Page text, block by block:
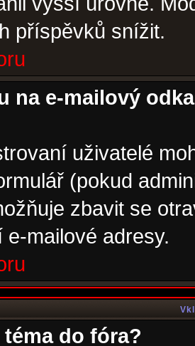
příspěvků snížit.
na e-mailový
uživatelé
(pokud
zbavit se
e-mailové adresy.
do fóra?